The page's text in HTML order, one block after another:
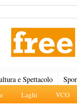
Laghi VCO
e Spettacolo